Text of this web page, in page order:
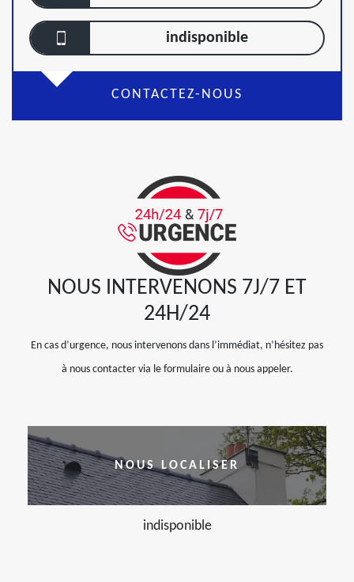
indisponible
CONTACTEZ-NOUS
NOUS INTERVENONS 7J/7 ET
24H/24
En cas d’urgence, nous intervenons dans l’immédiat, n’hésitez pas
à nous contacter via le formulaire ou à nous appeler.
NOUS LOCALISER
indisponible